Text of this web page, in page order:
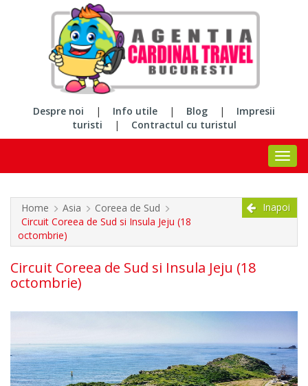
Despre noi | Info utile | Blog |
Impresii
turisti
| Contractul cu turistul
Home Asia
Coreea de Sud
Circuit Coreea de Sud si Insula Jeju (18
octombrie)
Inapoi
Circuit Coreea de Sud si Insula Jeju (18
octombrie)